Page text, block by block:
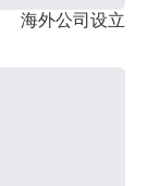
海外公司设立